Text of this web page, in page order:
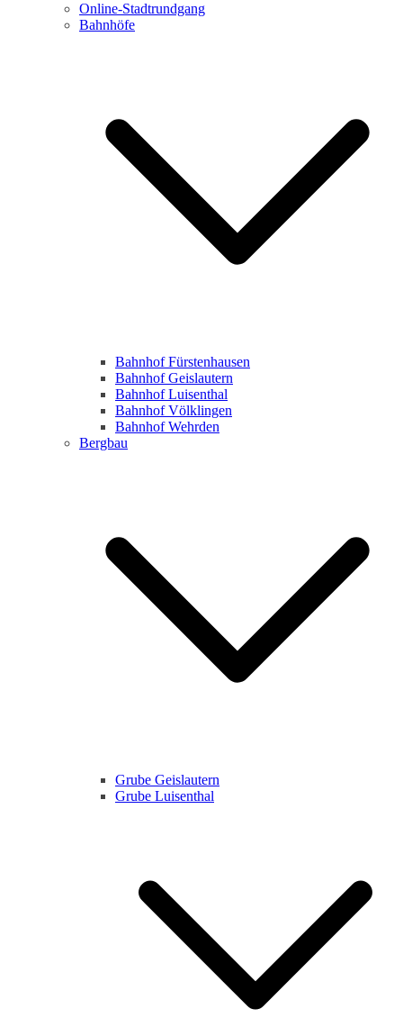
Online-Stadtrundgang
Bahnhöfe
Bahnhof Fürstenhausen
Bahnhof Geislautern
Bahnhof Luisenthal
Bahnhof Völklingen
Bahnhof Wehrden
Bergbau
Grube Geislautern
Grube Luisenthal